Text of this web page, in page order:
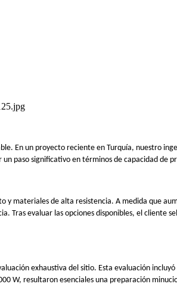
En un proyecto reciente en Turquía, nuestro
paso significativo en términos de capacidad de
materiales de alta resistencia. A medida que
evaluar las opciones disponibles, el cliente
exhaustiva del sitio. Esta evaluación
W, resultaron esenciales una preparación